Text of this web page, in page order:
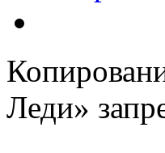
Леди»